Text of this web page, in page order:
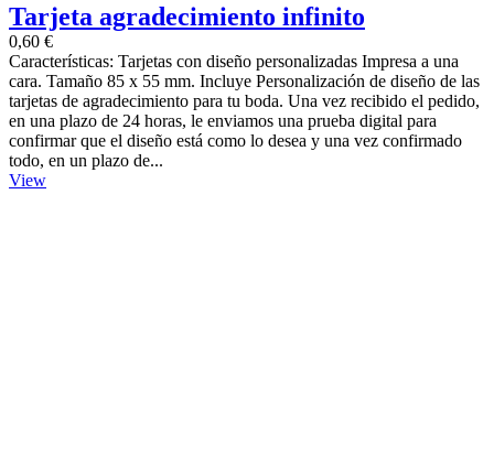
Tarjeta agradecimiento infinito
0,60 €
Características: Tarjetas con diseño personalizadas Impresa a una
cara. Tamaño 85 x 55 mm. Incluye Personalización de diseño de las
tarjetas de agradecimiento para tu boda. Una vez recibido el pedido,
en una plazo de 24 horas, le enviamos una prueba digital para
confirmar que el diseño está como lo desea y una vez confirmado
todo, en un plazo de...
View